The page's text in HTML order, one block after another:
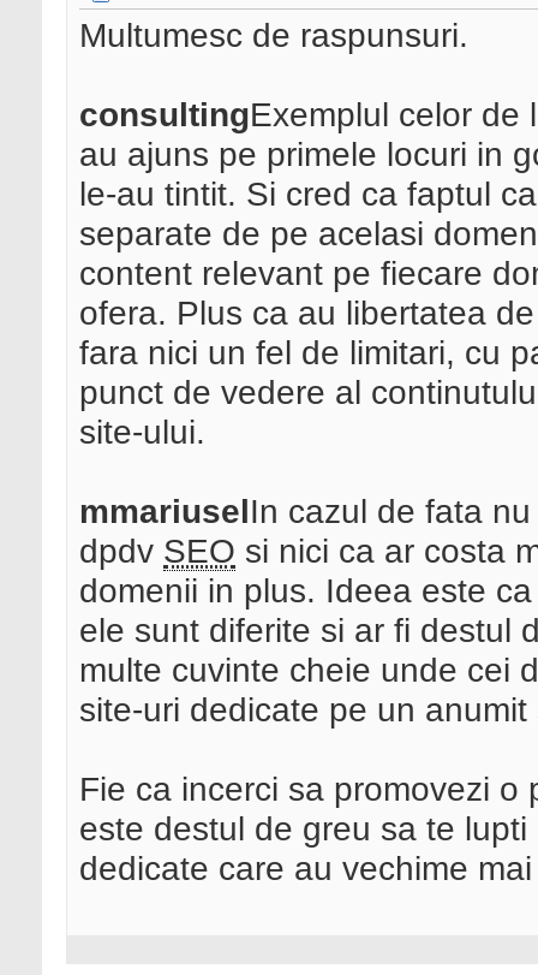
Multumesc de raspunsuri.
consultingExemplul celor de
au ajuns pe primele locuri in
le-au tintit. Si cred ca faptul
separate de pe acelasi
content relevant pe fiecare
ofera. Plus ca au libertatea
fara nici un fel de limitari, cu
punct de vedere al
site-ului.
mmariuselIn cazul de fata
dpdv SEO si nici ca ar costa
domenii in plus. Ideea este
ele sunt diferite si ar fi destul
multe cuvinte cheie unde cei
site-uri dedicate pe un anumit
Fie ca incerci sa promovezi
este destul de greu sa te
dedicate care au vechime